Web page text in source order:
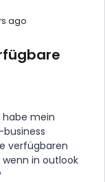
ago
habe mein
verfügbaren
in outlook